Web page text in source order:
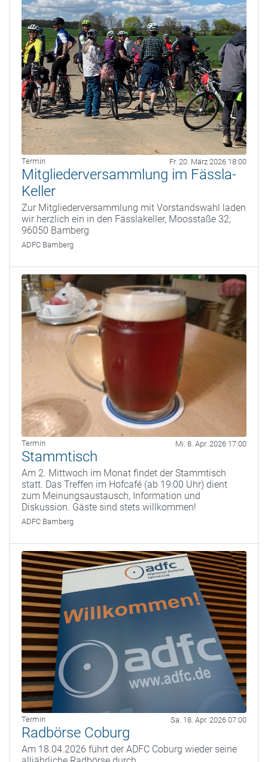
Termin Fr. 20. März 2026 18:00
Mitgliederversammlung im Fässla-
Keller
Zur Mitgliederversammlung mit Vorstandswahl laden
wir herzlich ein in den Fässlakeller, Moosstaße 32;
96050 Bamberg
ADFC Bamberg
Termin Mi. 8. Apr. 2026 17:00
Stammtisch
Am 2. Mittwoch im Monat findet der Stammtisch
statt. Das Treffen im Hofcafé (ab 19:00 Uhr) dient
zum Meinungsaustausch, Information und
Diskussion. Gäste sind stets willkommen!
ADFC Bamberg
Termin Sa. 18. Apr. 2026 07:00
Radbörse Coburg
Am 18.04.2026 führt der ADFC Coburg wieder seine